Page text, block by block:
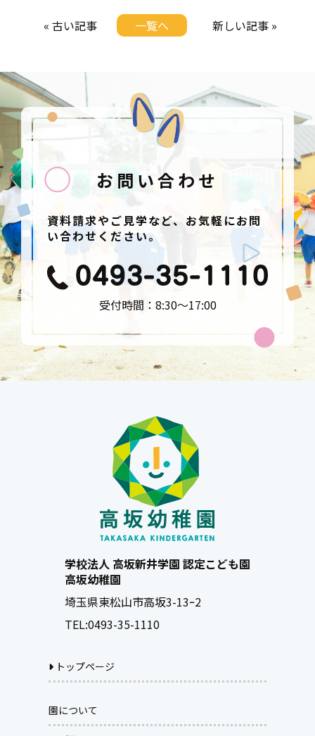
« 古い記事 一覧へ 新しい記事 »
お問い合わせ
資料請求やご見学など、お気軽にお問
い合わせください。
受付時間：8:30〜17:00
学校法人 高坂新井学園 認定こども園
高坂幼稚園
埼玉県東松山市高坂3-13ｰ2
TEL:0493-35-1110
トップページ
園について